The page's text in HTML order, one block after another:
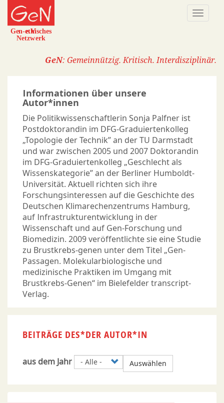
Direkt
zum
Inhalt
GeN: Gemeinnützig. Kritisch. Interdisziplinär.
Informationen über unsere
Autor*innen
Die Politikwissenschaftlerin Sonja Palfner ist
Postdoktorandin im DFG-Graduiertenkolleg
„Topologie der Technik” an der TU Darmstadt
und war zwischen 2005 und 2007 Doktorandin
im DFG-Graduiertenkolleg „Geschlecht als
Wissenskategorie” an der Berliner Humboldt-
Universität. Aktuell richten sich ihre
Forschungsinteressen auf die Geschichte des
Deutschen Klimarechenzentrums Hamburg,
auf Infrastrukturentwicklung in der
Wissenschaft und auf Gen-Forschung und
Biomedizin. 2009 veröffentlichte sie eine Studie
zu Brustkrebs-genen unter dem Titel „Gen-
Passagen. Molekularbiologische und
medizinische Praktiken im Umgang mit
Brustkrebs-Genen“ im Bielefelder transcript-
Verlag.
BEITRÄGE DES*DER AUTOR*IN
aus dem Jahr Auswählen